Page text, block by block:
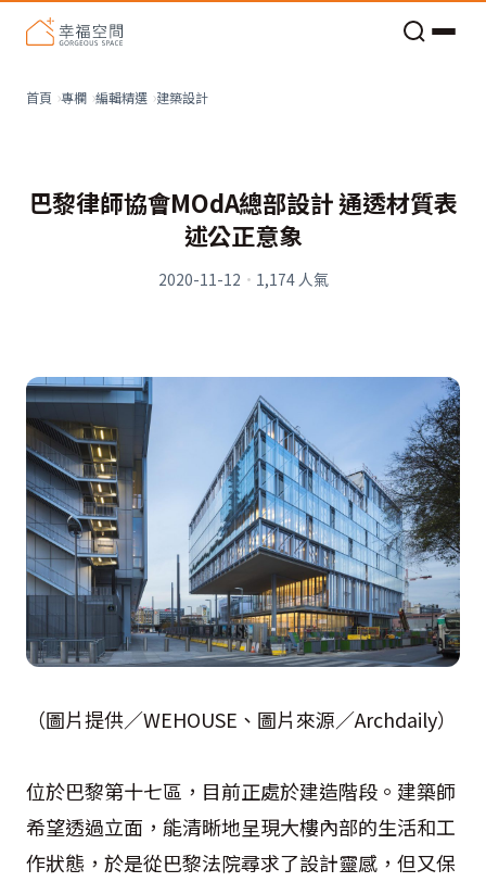
首頁 專欄 編輯精選 建築設計
巴黎律師協會MOdA總部設計 通透材質表
述公正意象
2020-11-12 · 1,174人氣
（圖片提供／WEHOUSE、圖片來源／Archdaily）
位於巴黎第十七區，目前正處於建造階段。建築師
希望透過立面，能清晰地呈現大樓內部的生活和工
作狀態，於是從巴黎法院尋求了設計靈感，但又保